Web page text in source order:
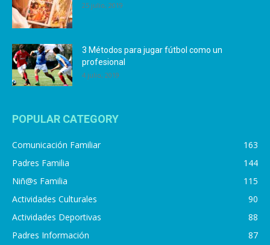
25 julio, 2019
3 Métodos para jugar fútbol como un
profesional
4 julio, 2019
POPULAR CATEGORY
Comunicación Familiar
163
Padres Familia
144
Niñ@s Familia
115
Actividades Culturales
90
Actividades Deportivas
88
Padres Información
87